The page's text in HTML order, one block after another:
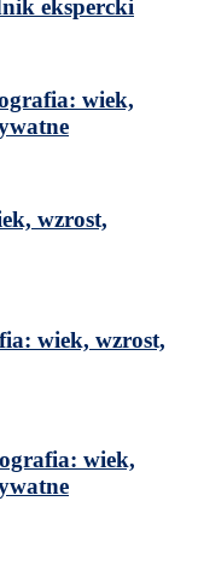
ekspercki
wiek,
wzrost,
wiek, wzrost,
wiek,